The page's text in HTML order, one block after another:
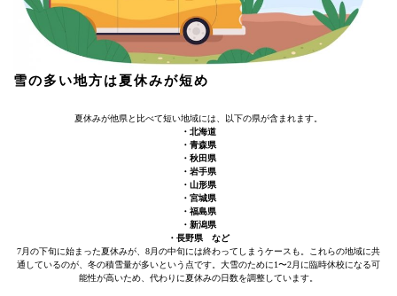
雪の多い地方は夏休みが短め
夏休みが他県と比べて短い地域には、以下の県が含まれます。
・北海道
・青森県
・秋田県
・岩手県
・山形県
・宮城県
・福島県
・新潟県
・長野県 など
7月の下旬に始まった夏休みが、8月の中旬には終わってしまうケースも。これらの地域に共
通しているのが、冬の積雪量が多いという点です。大雪のために1〜2月に臨時休校になる可
能性が高いため、代わりに夏休みの日数を調整しています。